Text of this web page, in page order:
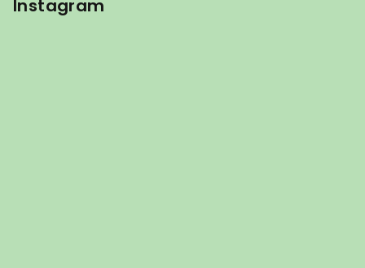
Instagram